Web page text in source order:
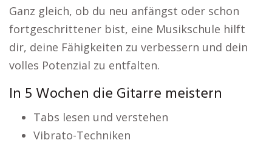
Ganz gleich, ob du neu anfängst oder schon
fortgeschrittener bist, eine Musikschule hilft
dir, deine Fähigkeiten zu verbessern und dein
volles Potenzial zu entfalten.
In 5 Wochen die Gitarre meistern
Tabs lesen und verstehen
Vibrato-Techniken